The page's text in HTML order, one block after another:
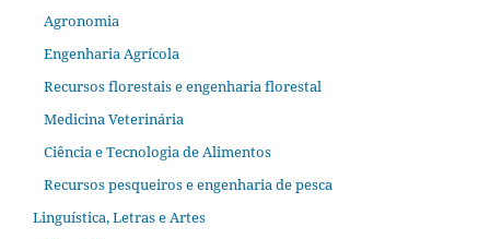
Agronomia
Engenharia Agrícola
Recursos florestais e engenharia florestal
Medicina Veterinária
Ciência e Tecnologia de Alimentos
Recursos pesqueiros e engenharia de pesca
Linguística, Letras e Artes